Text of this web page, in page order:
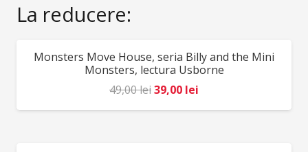
La reducere:
REDUCERI!
Monsters Move House, seria Billy and the Mini
Monsters, lectura Usborne
49,00leiPrețul
inițial
39,00 lei
curent